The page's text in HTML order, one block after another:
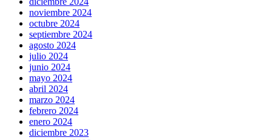
noviembre 2024
octubre 2024
septiembre 2024
agosto 2024
julio 2024
junio 2024
mayo 2024
abril 2024
marzo 2024
febrero 2024
enero 2024
diciembre 2023